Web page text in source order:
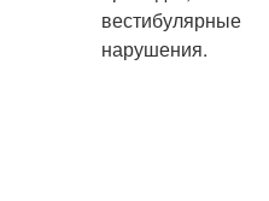
вестибулярные
нарушения.